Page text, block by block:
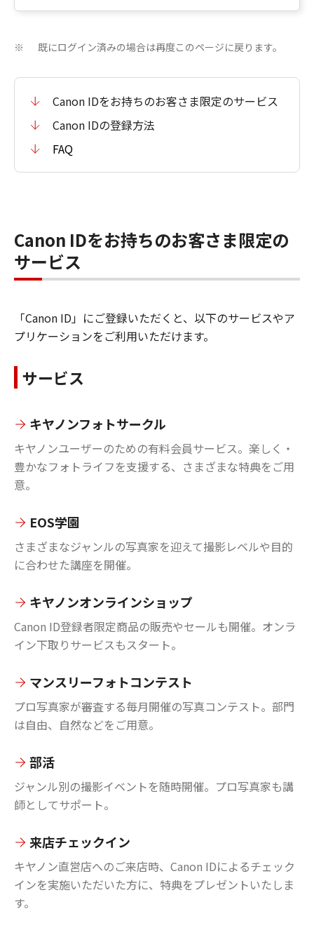
※ 既にログイン済みの場合は再度このページに戻ります。
Canon IDをお持ちのお客さま限定のサービス
Canon IDの登録方法
FAQ
Canon IDをお持ちのお客さま限定の
サービス
「Canon ID」にご登録いただくと、以下のサービスやア
プリケーションをご利用いただけます。
サービス
キヤノンフォトサークル
キヤノンユーザーのための有料会員サービス。楽しく・
豊かなフォトライフを支援する、さまざまな特典をご用
意。
EOS学園
さまざまなジャンルの写真家を迎えて撮影レベルや目的
に合わせた講座を開催。
キヤノンオンラインショップ
Canon ID登録者限定商品の販売やセールも開催。オンラ
イン下取りサービスもスタート。
マンスリーフォトコンテスト
プロ写真家が審査する毎月開催の写真コンテスト。部門
は自由、自然などをご用意。
部活
ジャンル別の撮影イベントを随時開催。プロ写真家も講
師としてサポート。
来店チェックイン
キヤノン直営店へのご来店時、Canon IDによるチェック
インを実施いただいた方に、特典をプレゼントいたしま
す。